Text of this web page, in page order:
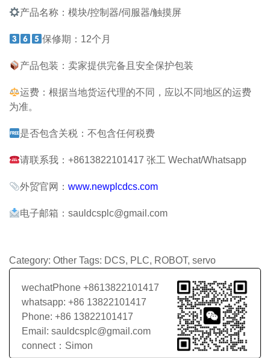
产品名称：模块/控制器/伺服器/触摸屏
保修期：12个月
产品包装：卖家提供完备且安全保护包装
运费：根据当地货运代理的不同，应以不同地区的运费
为准。
是否包含关税：不包含任何税费
请联系我：+8613822101417 张工 Wechat/Whatsapp
外贸官网：www.newplcdcs.com
电子邮箱：sauldcsplc@gmail.com
Category: Other Tags: DCS, PLC, ROBOT, servo
wechatPhone +8613822101417
whatsapp: +86 13822101417
Phone: +86 13822101417
Email: sauldcsplc@gmail.com
connect：Simon